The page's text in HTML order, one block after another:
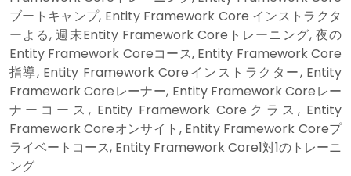
ブートキャンプ, Entity Framework Core インストラクタ
ーよる, 週末Entity Framework Coreトレーニング, 夜の
Entity Framework Coreコース, Entity Framework Core
指導, Entity Framework Coreインストラクター, Entity
Framework Coreレーナー, Entity Framework Coreレー
ナーコース, Entity Framework Coreクラス, Entity
Framework Coreオンサイト, Entity Framework Coreプ
ライベートコース, Entity Framework Core1対1のトレーニ
ング